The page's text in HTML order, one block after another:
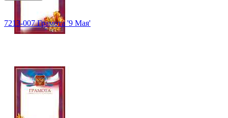
7213-007 Грамота '9 Мая'